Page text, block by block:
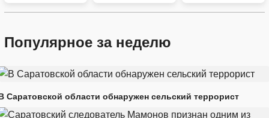
Популярное за неделю
Саратовской области обнаружен сельский террорист